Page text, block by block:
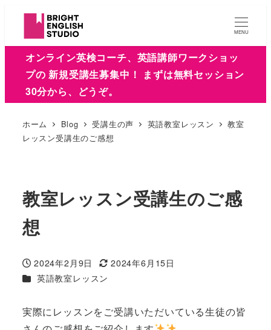
MENU
オンライン英検コーチ、英語講師ワークショッ
プの 新規受講生募集中！ まずは無料セッション
30分から、どうぞ。
ホーム Blog 受講生の声 英語教室レッスン
教室
レッスン受講生のご感想
教室レッスン受講生のご感
想
投稿日
2024年2月9日
更新日
2024年6月15日
カテゴリー
英語教室レッスン
実際にレッスンをご受講いただいている生徒の皆